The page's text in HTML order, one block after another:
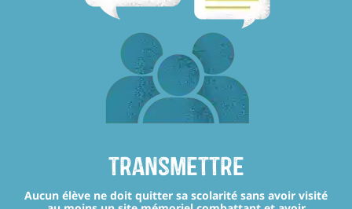
transmettre
Aucun élève ne doit quitter sa scolarité sans avoir visité